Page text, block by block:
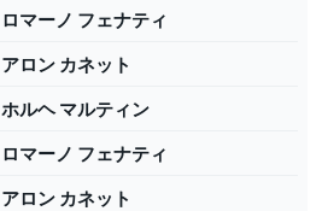
ロマーノ フェナティ
アロン カネット
ホルヘ マルティン
ロマーノ フェナティ
アロン カネット